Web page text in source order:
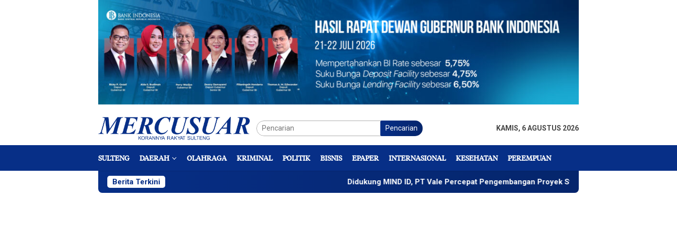
Pencarian KAMIS, 6 AGUSTUS 2026
SULTENG DAERAH OLAHRAGA KRIMINAL POLITIK BISNIS EPAPER INTERNASIONAL KESEHATAN PEREMPUAN
Berita Terkini Didukung MIND ID, PT Vale Percepat Pengembangan Proyek Strategis IGP Pomalaa